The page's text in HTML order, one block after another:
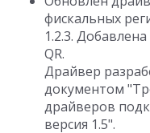
фискальных
1.2.3.
QR.
Драйвер
документом
драйверов
версия 1.5".